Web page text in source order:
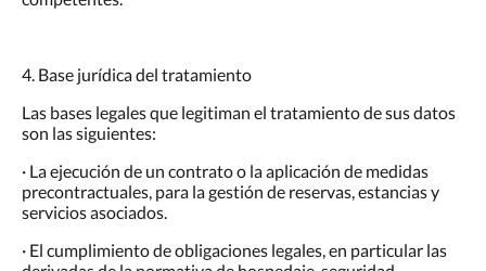
4. Base jurídica del tratamiento
Las bases legales que legitiman el tratamiento de sus datos
son las siguientes:
· La ejecución de un contrato o la aplicación de medidas
precontractuales, para la gestión de reservas, estancias y
servicios asociados.
· El cumplimiento de obligaciones legales, en particular las